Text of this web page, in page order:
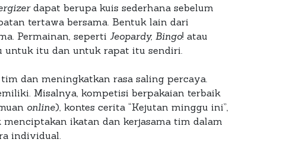
dapat berupa kuis sederhana sebelum
tertawa bersama. Bentuk lain dari
Permainan, seperti Jeopardy, Bingo! atau
untuk itu dan untuk rapat itu sendiri.
dan meningkatkan rasa saling percaya.
Misalnya, kompetisi berpakaian terbaik
online), kontes cerita “Kejutan minggu ini”,
ikatan dan kerjasama tim dalam
individual.